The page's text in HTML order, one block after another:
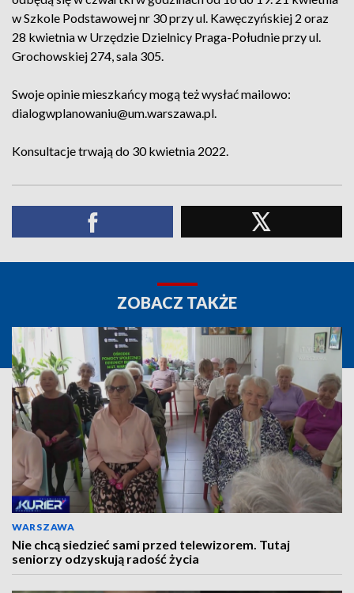
w Szkole Podstawowej nr 30 przy ul. Kawęczyńskiej 2 oraz
28 kwietnia w Urzędzie Dzielnicy Praga-Południe przy ul.
Grochowskiej 274, sala 305.
Swoje opinie mieszkańcy mogą też wysłać mailowo:
dialogwplanowaniu@um.warszawa.pl.
Konsultacje trwają do 30 kwietnia 2022.
ZOBACZ TAKŻE
WARSZAWA
Nie chcą siedzieć sami przed telewizorem. Tutaj
seniorzy odzyskują radość życia